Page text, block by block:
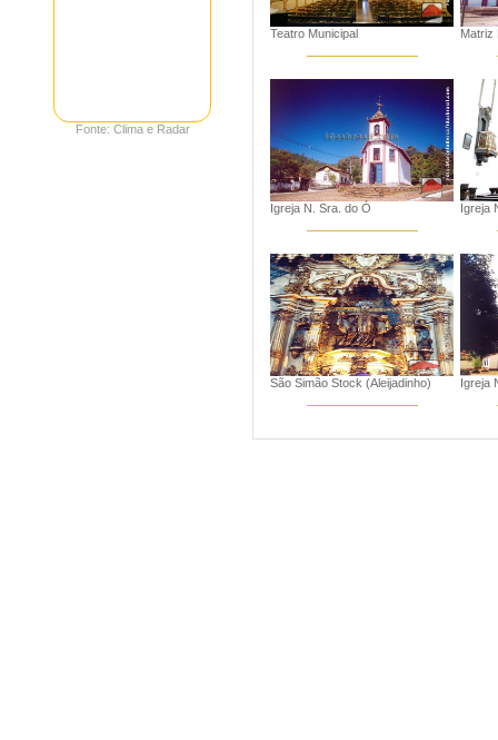
Fonte: Clima e Radar
Teatro Municipal Matriz
Igreja N. Sra. do Ó Igreja
São Simão Stock (Aleijadinho) Igreja